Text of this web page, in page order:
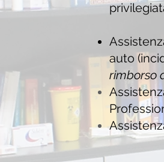
auto
rimborso